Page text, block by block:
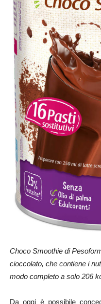
Choco Smoothie di
cioccolato, che contiene i
modo completo a solo 206
Da oggi è possibile